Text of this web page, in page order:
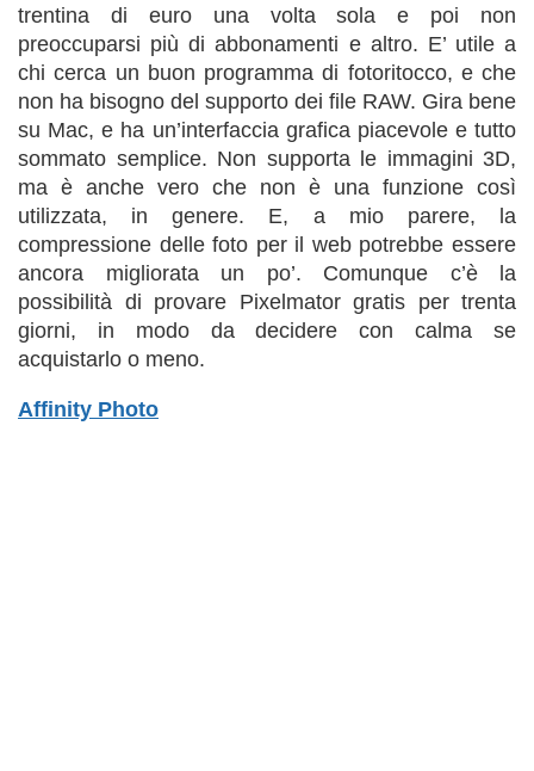
trentina di euro una volta sola e poi non
preoccuparsi più di abbonamenti e altro. E’ utile a
chi cerca un buon programma di fotoritocco, e che
non ha bisogno del supporto dei file RAW. Gira bene
su Mac, e ha un’interfaccia grafica piacevole e tutto
sommato semplice. Non supporta le immagini 3D,
ma è anche vero che non è una funzione così
utilizzata, in genere. E, a mio parere, la
compressione delle foto per il web potrebbe essere
ancora migliorata un po’. Comunque c’è la
possibilità di provare Pixelmator gratis per trenta
giorni, in modo da decidere con calma se
acquistarlo o meno.
Affinity Photo